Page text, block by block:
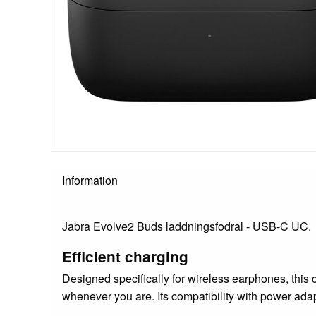
Information
Jabra Evolve2 Buds laddningsfodral - USB-C UC.
Efficient charging
Designed specifically for wireless earphones,
whenever you are. Its compatibility with power